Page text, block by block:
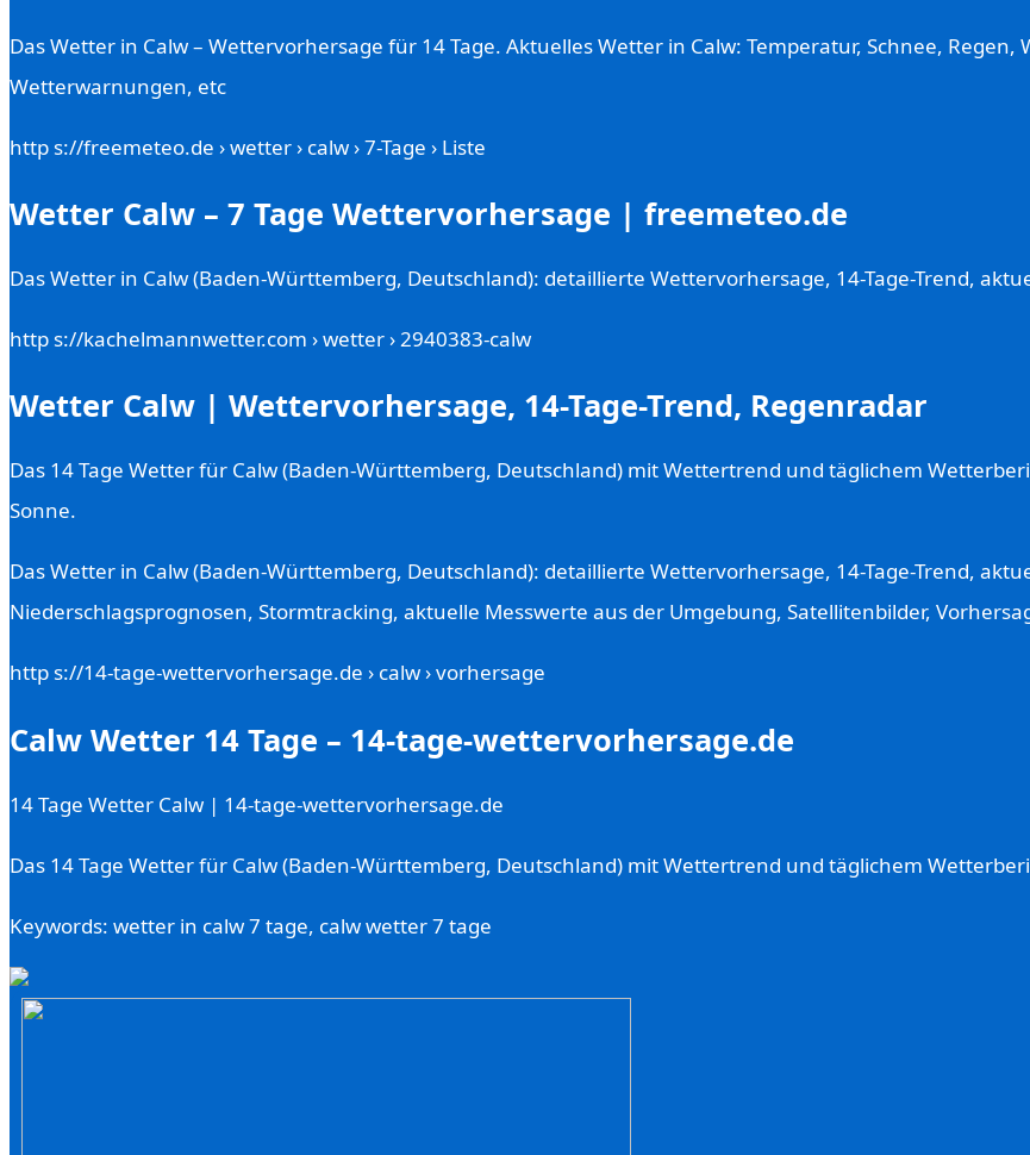
Das Wetter in Calw – Wettervorhersage für 14 Tage. Aktuelles Wetter in Calw: Temperatur, Schnee,
Wetterwarnungen, etc
http s://freemeteo.de › wetter › calw › 7-Tage › Liste
Wetter Calw – 7 Tage Wettervorhersage | freemeteo.de
Das Wetter in Calw (Baden-Württemberg, Deutschland): detaillierte Wettervorhersage, 14-Tage-Trend,
http s://kachelmannwetter.com › wetter › 2940383-calw
Wetter Calw | Wettervorhersage, 14-Tage-Trend, Regenradar
Das 14 Tage Wetter für Calw (Baden-Württemberg, Deutschland) mit Wettertrend und täglichem
Sonne.
Das Wetter in Calw (Baden-Württemberg, Deutschland): detaillierte Wettervorhersage, 14-Tage-Trend,
Niederschlagsprognosen, Stormtracking, aktuelle Messwerte aus der Umgebung, Satellitenbilder,
http s://14-tage-wettervorhersage.de › calw › vorhersage
Calw Wetter 14 Tage – 14-tage-wettervorhersage.de
14 Tage Wetter Calw | 14-tage-wettervorhersage.de
Das 14 Tage Wetter für Calw (Baden-Württemberg, Deutschland) mit Wettertrend und täglichem
Keywords: wetter in calw 7 tage, calw wetter 7 tage